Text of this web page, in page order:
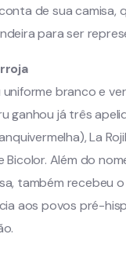
de sua camisa,
para ser
branco e
ganhou já três
La
Bicolor. Além do
também recebeu
aos povos pré-